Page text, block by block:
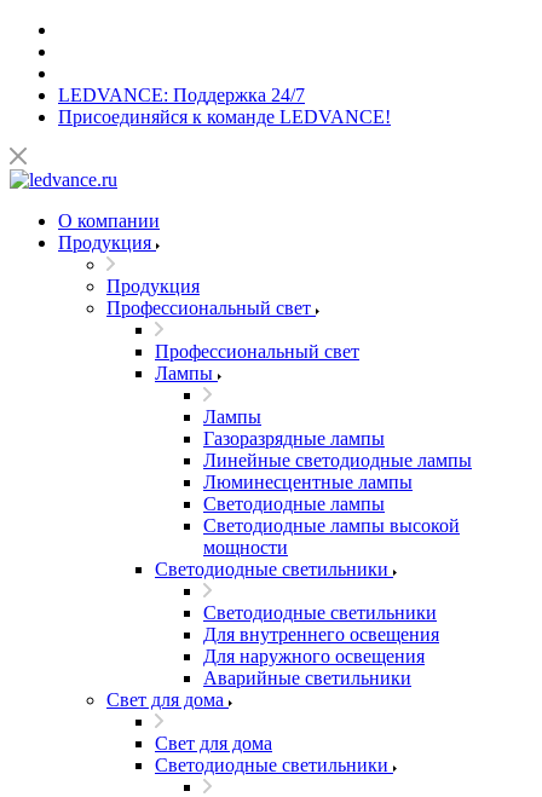
LEDVANCE: Поддержка 24/7
Присоединяйся к команде LEDVANCE!
О компании
Продукция
Продукция
Профессиональный свет
Профессиональный свет
Лампы
Лампы
Газоразрядные лампы
Линейные светодиодные лампы
Люминесцентные лампы
Светодиодные лампы
Светодиодные лампы высокой
мощности
Светодиодные светильники
Светодиодные светильники
Для внутреннего освещения
Для наружного освещения
Аварийные светильники
Свет для дома
Свет для дома
Светодиодные светильники